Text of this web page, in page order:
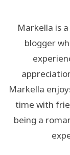
Markella is
blogger
Markella
time with
being a